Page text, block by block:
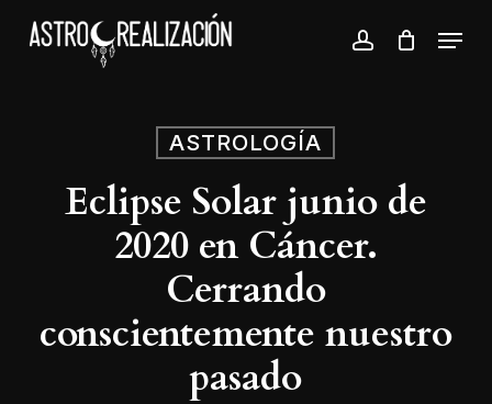
account
Menu
ASTROLOGÍA
Eclipse Solar junio de
2020 en Cáncer.
Cerrando
conscientemente nuestro
pasado